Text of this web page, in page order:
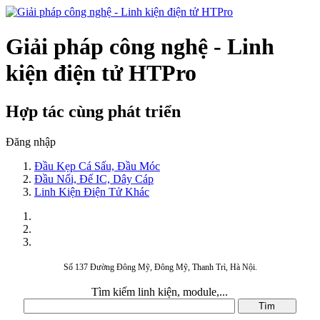
Giải pháp công nghệ - Linh
kiện điện tử HTPro
Hợp tác cùng phát triển
Đăng nhập
Đầu Kẹp Cá Sấu, Đầu Móc
Đầu Nối, Đế IC, Dây Cáp
Linh Kiện Điện Tử Khác
Số 137 Đường Đông Mỹ, Đông Mỹ, Thanh Trì, Hà Nội.
Tìm kiếm linh kiện, module,...